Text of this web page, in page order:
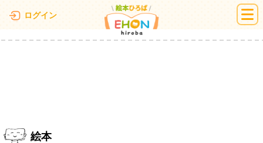
ログイン 絵本ひろば
絵本